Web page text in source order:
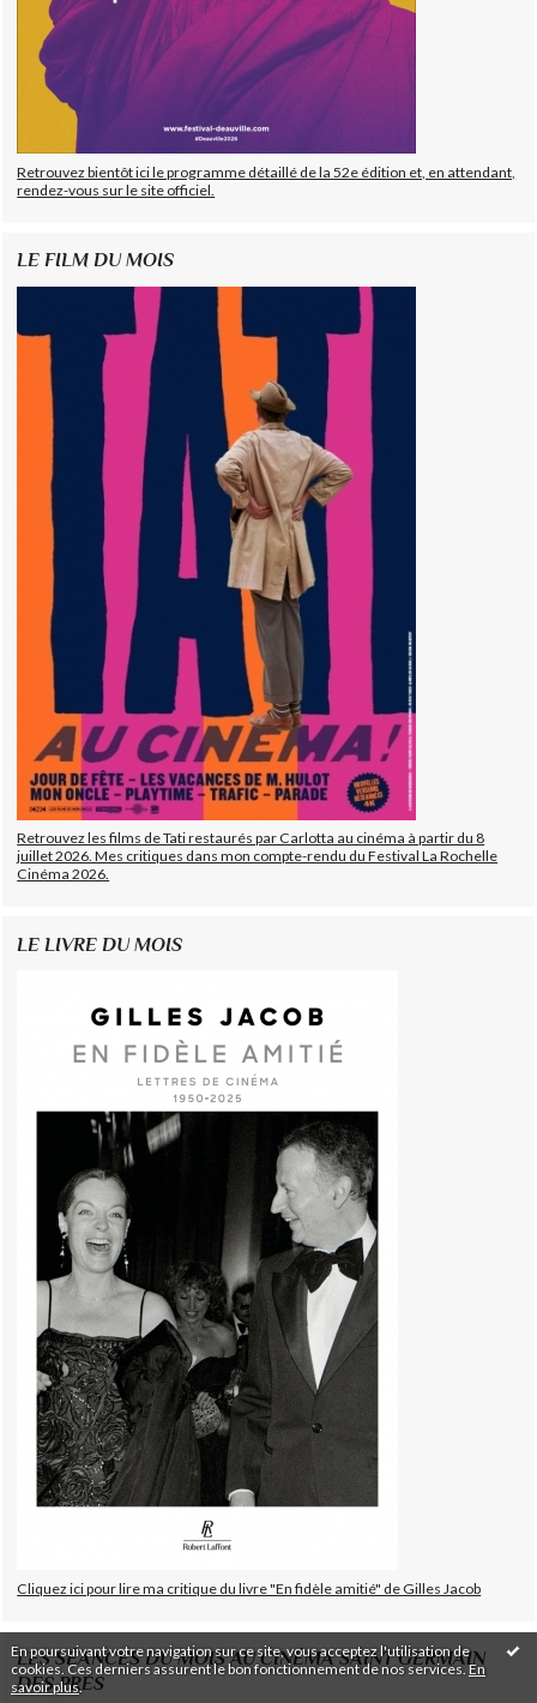
En poursuivant votre navigation sur ce site, vous acceptez l'utilisation de
cookies. Ces derniers assurent le bon fonctionnement de nos services.En
savoir plus.
Retrouvez bientôt ici le programme détaillé de la 52e édition et, en attendant,
rendez-vous sur le site officiel.
LE FILM DU MOIS
Retrouvez les films de Tati restaurés par Carlotta au cinéma à partir du 8
juillet 2026. Mes critiques dans mon compte-rendu du Festival La Rochelle
Cinéma 2026.
LE LIVRE DU MOIS
Cliquez ici pour lire ma critique du livre "En fidèle amitié" de Gilles Jacob
LES SÉANCES DU MOIS AU CINÉMA SAINT GERMAIN
DES PRÉS